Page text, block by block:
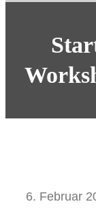
6. Februar